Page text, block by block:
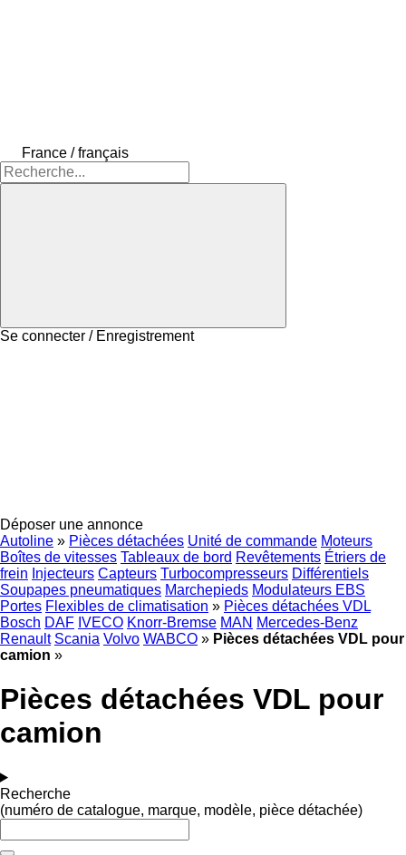
France / français
Se connecter / Enregistrement
Déposer une annonce
Autoline » Pièces détachées Unité de commande Moteurs
Boîtes de vitesses Tableaux de bord Revêtements Étriers de
frein Injecteurs Capteurs Turbocompresseurs Différentiels
Soupapes pneumatiques Marchepieds Modulateurs EBS
Portes Flexibles de climatisation » Pièces détachées VDL
Bosch DAF IVECO Knorr-Bremse MAN Mercedes-Benz
Renault Scania Volvo WABCO » Pièces détachées VDL pour
camion »
Pièces détachées VDL pour
camion
Recherche
(numéro de catalogue, marque, modèle, pièce détachée)